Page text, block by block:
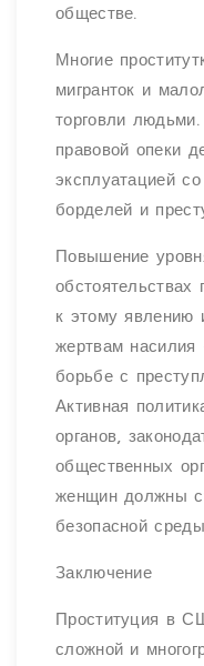
обществе.
Многие
мигранток и
торговли
правовой опеки
эксплуатацией
борделей и
Повышение
обстоятельствах
к этому явлению
жертвам
борьбе с
Активная
органов,
общественных
женщин должны
безопасной
Заключение
Проституция в
сложной и